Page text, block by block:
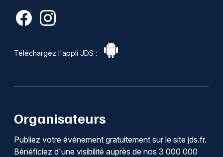
Téléchargez l'appli JDS :
Organisateurs
Publiez votre événement gratuitement sur le site jds.fr.
Bénéficiez d'une visibilité auprès de nos 3 000 000